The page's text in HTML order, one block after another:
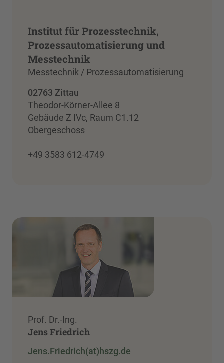
Institut für Prozesstechnik,
Prozessautomatisierung und
Messtechnik
Messtechnik / Prozessautomatisierung
02763 Zittau
Theodor-Körner-Allee 8
Gebäude Z IVc, Raum C1.12
Obergeschoss
+49 3583 612-4749
Prof. Dr.-Ing.
Jens Friedrich
Jens.Friedrich(at)hszg.de